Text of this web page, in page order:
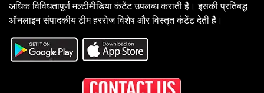
अधिक विविधतापूर्ण मल्टीमीडिया कंटेंट उपलब्ध कराती है। इसकी प्रतिबद्ध
ऑनलाइन संपादकीय टीम हररोज विशेष और विस्तृत कंटेंट देती है।